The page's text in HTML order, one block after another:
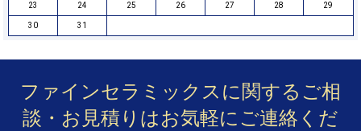
23 24 25 26 27 28 29
30 31
ファインセラミックスに関するご相
談・お見積りはお気軽にご連絡くだ